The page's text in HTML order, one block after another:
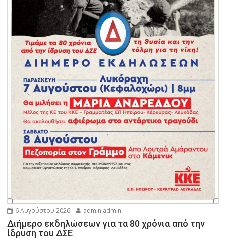
6 Αυγούστου 2026 admin admin
Διήμερο εκδηλώσεων για τα 80 χρόνια από την
ίδρυση του ΔΣΕ